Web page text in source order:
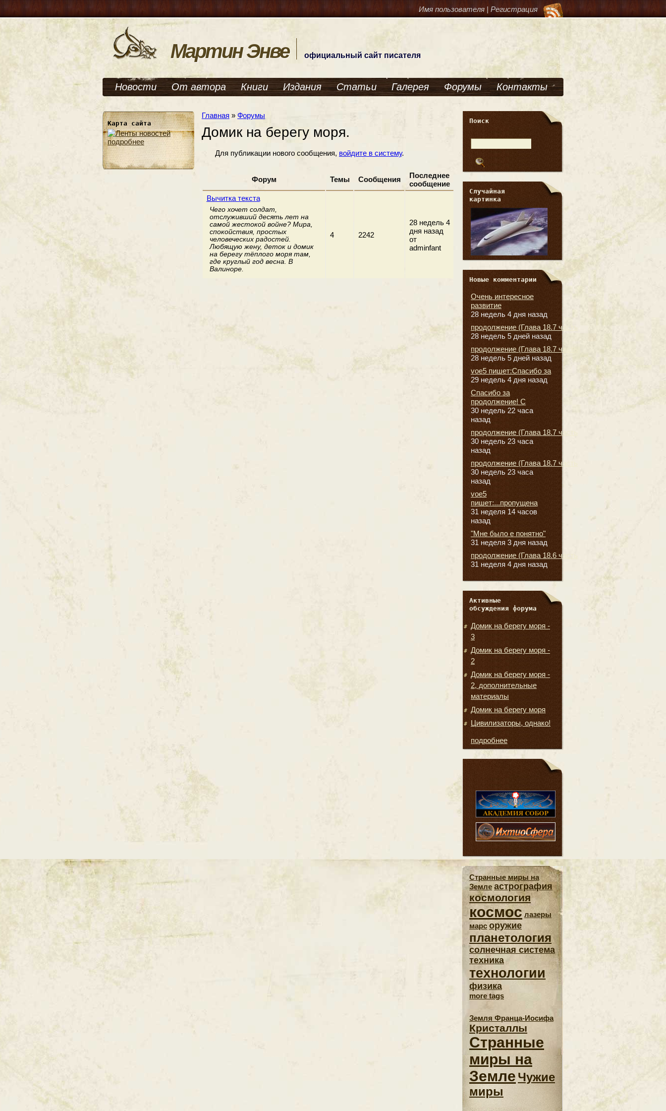
Имя пользователя | Регистрация
Мартин Энве официальный сайт писателя
Новости От автора Книги Издания Статьи Галерея Форумы Контакты
Карта сайта
подробнее
Главная » Форумы
Домик на берегу моря.
Для публикации нового сообщения, войдите в систему.
Форум Темы Сообщения
Последнее
сообщение
Вычитка текста
Чего хочет солдат,
отслуживший десять лет на
самой жестокой войне? Мира,
спокойствия, простых
человеческих радостей.
Любящую жену, деток и домик
на берегу тёплого моря там,
где круглый год весна. В
Валиноре.
4 2242
28 недель 4
дня назад
от
adminfant
Поиск
Случайная
картинка
Новые комментарии
Очень интересное
развитие
28 недель 4 дня назад
продолжение (Глава 18.7 часть
28 недель 5 дней назад
продолжение (Глава 18.7 часть
28 недель 5 дней назад
voe5 пишет:Спасибо за
29 недель 4 дня назад
Спасибо за
продолжение! С
30 недель 22 часа
назад
продолжение (Глава 18.7 часть
30 недель 23 часа
назад
продолжение (Глава 18.7 часть
30 недель 23 часа
назад
voe5
пишет:...пропущена
31 неделя 14 часов
назад
"Мне было е понятно"
31 неделя 3 дня назад
продолжение (Глава 18.6 часть
31 неделя 4 дня назад
Активные
обсуждения форума
Домик на берегу моря -
3
Домик на берегу моря -
2
Домик на берегу моря -
2, дополнительные
материалы
Домик на берегу моря
Цивилизаторы, однако!
подробнее
Странные миры на
Земле астрография
космология
космос лазеры
марс оружие
планетология
солнечная система
техника
технологии
физика
more tags
Земля Франца-Иосифа
Кристаллы
Странные
миры на
Земле Чужие
миры